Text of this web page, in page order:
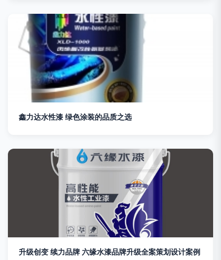
鑫力达水性漆 绿色涂装的品质之选
升级创变 续力品牌 六缘水漆品牌升级全案策划设计案例